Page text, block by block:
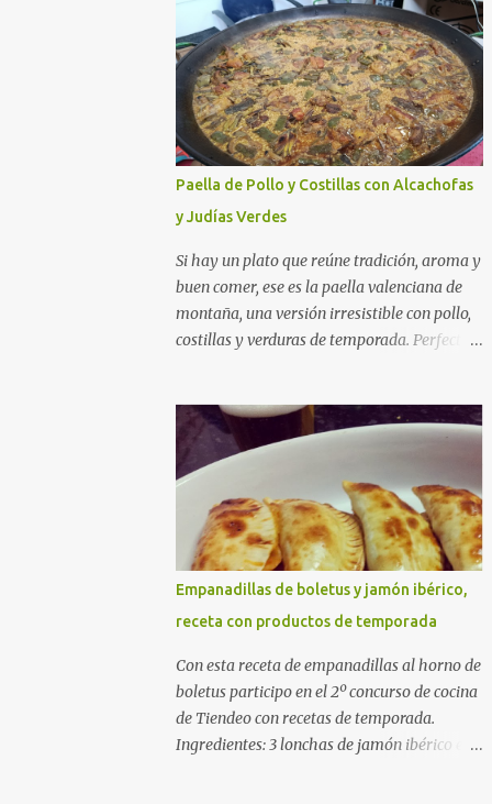
Paella de Pollo y Costillas con Alcachofas
y Judías Verdes
Si hay un plato que reúne tradición, aroma y
buen comer, ese es la paella valenciana de
montaña, una versión irresistible con pollo,
costillas y verduras de temporada. Perfecta
400 g de arroz redondo (tipo bomba) 500 g
de pollo troceado 300 g de costillas de cerdo
troceadas 2 alcachofas frescas 150 g de
judías verdes planas 2 tomates maduros
rallados 1,2 litros de caldo de pollo (o agua) 1
cucharadita de hebras de azafrán 1
cucharadita de pimentón dulce 2 dientes de
ajo Aceite de oliva virgen extra Sal al gusto
(Opcional) una ramita de romero
Elaboración 1. Prepara las verduras Limpia
las alcachofas, retira las hojas duras y
córtalas en cuartos. Trocea las judías verdes.
Reserva en agua con limón para que no se
Empanadillas de boletus y jamón ibérico,
receta con productos de temporada
Con esta receta de empanadillas al horno de
boletus participo en el 2º concurso de cocina
de Tiendeo con recetas de temporada.
Ingredientes: 3 lonchas de jamón ibérico en